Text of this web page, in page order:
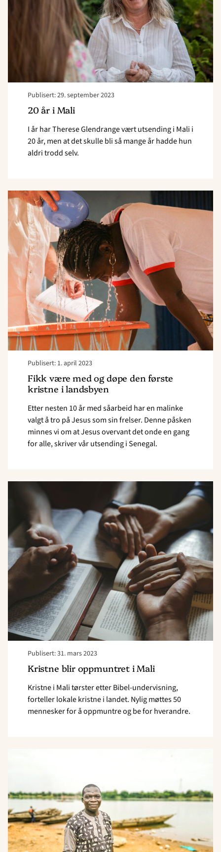
Publisert: 29. september 2023
20 år i Mali
I år har Therese Glendrange vært utsending i Mali i
20 år, men at det skulle bli så mange år hadde hun
aldri trodd selv.
20
år"
Publisert: 1. april 2023
Fikk være med og døpe den første
kristne i landsbyen
Etter nesten 10 år med såarbeid har en malinke
valgt å tro på Jesus som sin frelser. Denne påsken
minnes vi om at Jesus overvant det onde en gang
for alle, skriver vår utsending i Senegal.
article
"Den
første
kristne
i
landsbyen"
Publisert: 31. mars 2023
Kristne blir oppmuntret i Mali
Kristne i Mali tørster etter Bibel-undervisning,
forteller lokale kristne i landet. Nylig møttes 50
mennesker for å oppmuntre og be for hverandre.
Read
article
"Lengter
etter
kristent
fellesskap"
bibelskole
i
malinkéland"